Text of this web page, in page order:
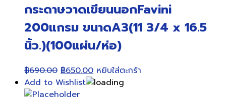
กระดาษวาดเขียนนอกFavini
200แกรม ขนาดA3(11 3/4 x 16.5
นิ้ว.)(100แผ่น/ห่อ)
฿690.00 Original
price
was:
฿650.00Current
price
หยิบใส่ตะกร้า
Add to Wishlist